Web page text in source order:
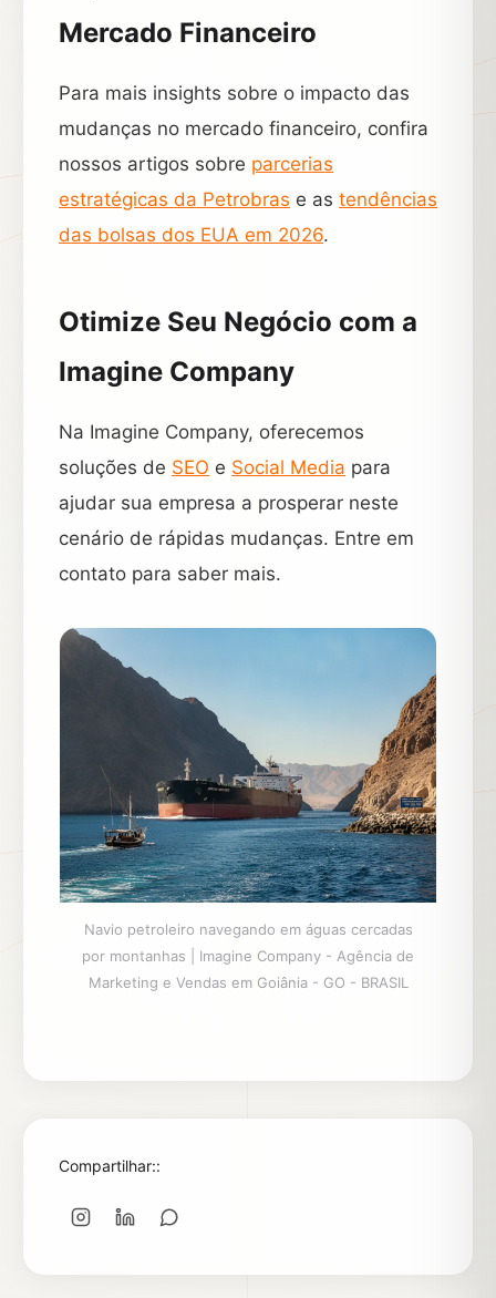
Mercado Financeiro
Para mais insights sobre o impacto das
mudanças no mercado financeiro, confira
nossos artigos sobre parcerias
estratégicas da Petrobras e as tendências
das bolsas dos EUA em 2026.
Otimize Seu Negócio com a
Imagine Company
Na Imagine Company, oferecemos
soluções de SEO e Social Media para
ajudar sua empresa a prosperar neste
cenário de rápidas mudanças. Entre em
contato para saber mais.
Navio petroleiro navegando em águas cercadas
por montanhas | Imagine Company - Agência de
Marketing e Vendas em Goiânia - GO - BRASIL
Compartilhar::